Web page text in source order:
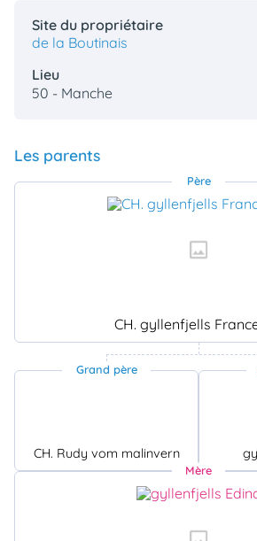
Site du propriétaire
de la Boutinais
Lieu
50 - Manche
Les parents
Père
CH. gyllenfjells
Grand père
CH. Rudy vom malinvern
Mère